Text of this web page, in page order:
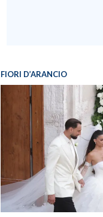
FIORI D’ARANCIO